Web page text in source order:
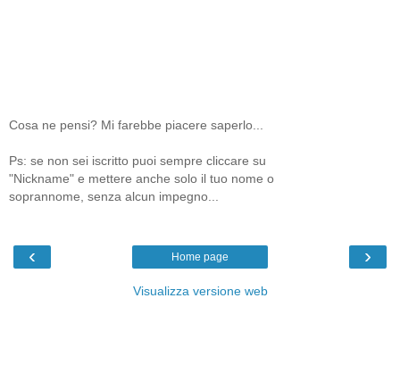
Cosa ne pensi? Mi farebbe piacere saperlo...
Ps: se non sei iscritto puoi sempre cliccare su
"Nickname" e mettere anche solo il tuo nome o
soprannome, senza alcun impegno...
‹ ›
Home page
Visualizza versione web